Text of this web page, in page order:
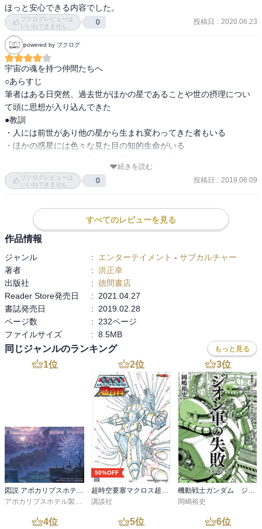
ほっと安心できる内容でした。
ブクログレビューは
いいねできません
0 投稿日 : 2020.06.23
powered by ブクログ
宇宙の魂を持つ仲間たちへ
○あらすじ
筆者はある日突然、過去世がほかの星であることや世の摂理につい
て頭に思想が入り込んできた
●教訓
・人には前世があり他の星から生まれ変わってきた者もいる
・ほかの惑星には色々な見た目の知的生命がいる
続きを読む
ブクログレビューは
いいねできません
0 投稿日 : 2019.06.09
すべてのレビューを見る
作品情報
ジャンル : エンターテイメント - サブカルチャー
著者
: 洪正幸
出版社
: 徳間書店
Reader Store発売日
:
2021.04.27
書誌発売日
:
2019.02.28
ページ数
:
232ページ
ファイルサイズ
: 8.5MB
同じジャンルのランキング もっと見る
1位
図説 アポカリプスホテル運営記録
アポカリプスホテル製作委員会
2位
50%OFF
超時空要塞マクロス超百科
講談社
3位
機動戦士ガンダム ジオン軍事技術の系譜 ジオン軍の失敗 U.C.0079
岡嶋裕史
4位 5位 6位